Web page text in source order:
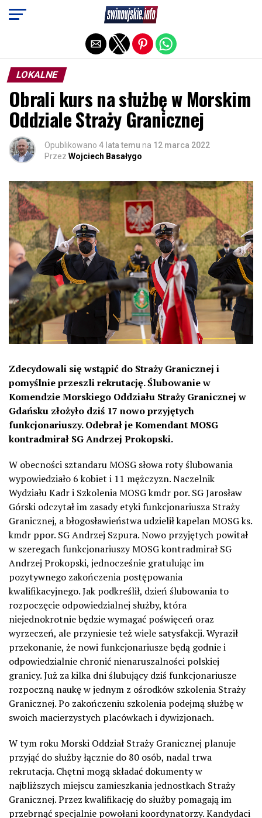
LOKALNE
Obrali kurs na służbę w Morskim
Oddziale Straży Granicznej
Opublikowano 4 lata temu na 12 marca 2022
Przez Wojciech Basałygo
Zdecydowali się wstąpić do Straży Granicznej i
pomyślnie przeszli rekrutację. Ślubowanie w
Komendzie Morskiego Oddziału Straży Granicznej w
Gdańsku złożyło dziś 17 nowo przyjętych
funkcjonariuszy. Odebrał je Komendant MOSG
kontradmirał SG Andrzej Prokopski.
W obecności sztandaru MOSG słowa roty ślubowania
wypowiedziało 6 kobiet i 11 mężczyzn. Naczelnik
Wydziału Kadr i Szkolenia MOSG kmdr por. SG Jarosław
Górski odczytał im zasady etyki funkcjonariusza Straży
Granicznej, a błogosławieństwa udzielił kapelan MOSG ks.
kmdr ppor. SG Andrzej Szpura. Nowo przyjętych powitał
w szeregach funkcjonariuszy MOSG kontradmirał SG
Andrzej Prokopski, jednocześnie gratulując im
pozytywnego zakończenia postępowania
kwalifikacyjnego. Jak podkreślił, dzień ślubowania to
rozpoczęcie odpowiedzialnej służby, która
niejednokrotnie będzie wymagać poświęceń oraz
wyrzeczeń, ale przyniesie też wiele satysfakcji. Wyraził
przekonanie, że nowi funkcjonariusze będą godnie i
odpowiedzialnie chronić nienaruszalności polskiej
granicy. Już za kilka dni ślubujący dziś funkcjonariusze
rozpoczną naukę w jednym z ośrodków szkolenia Straży
Granicznej. Po zakończeniu szkolenia podejmą służbę w
swoich macierzystych placówkach i dywizjonach.
W tym roku Morski Oddział Straży Granicznej planuje
przyjąć do służby łącznie do 80 osób, nadal trwa
rekrutacja. Chętni mogą składać dokumenty w
najbliższych miejscu zamieszkania jednostkach Straży
Granicznej. Przez kwalifikację do służby pomagają im
przebrnąć specjalnie powołani koordynatorzy. Kandydaci
Exit mobile version